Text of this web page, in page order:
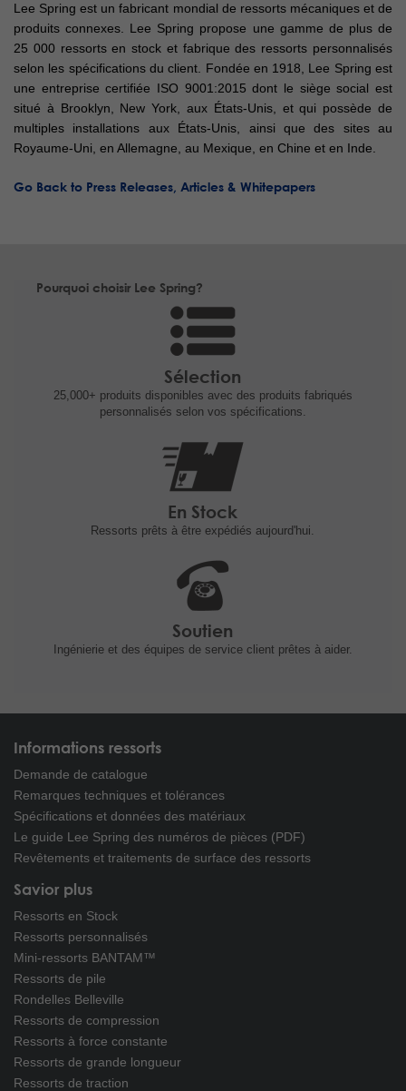
Lee Spring est un fabricant mondial de ressorts mécaniques et de
produits connexes. Lee Spring propose une gamme de plus de
25 000 ressorts en stock et fabrique des ressorts personnalisés
selon les spécifications du client. Fondée en 1918, Lee Spring est
une entreprise certifiée ISO 9001:2015 dont le siège social est
situé à Brooklyn, New York, aux États-Unis, et qui possède de
multiples installations aux États-Unis, ainsi que des sites au
Royaume-Uni, en Allemagne, au Mexique, en Chine et en Inde.
Go Back to Press Releases, Articles & Whitepapers
Pourquoi choisir Lee Spring?
Sélection
25,000+ produits disponibles avec des produits fabriqués
personnalisés selon vos spécifications.
En Stock
Ressorts prêts à être expédiés aujourd'hui.
Soutien
Ingénierie et des équipes de service client prêtes à aider.
Informations ressorts
Demande de catalogue
Remarques techniques et tolérances
Spécifications et données des matériaux
Le guide Lee Spring des numéros de pièces (PDF)
Revêtements et traitements de surface des ressorts
Savior plus
Ressorts en Stock
Ressorts personnalisés
Mini-ressorts BANTAM™
Ressorts de pile
Rondelles Belleville
Ressorts de compression
Ressorts à force constante
Ressorts de grande longueur
Ressorts de traction